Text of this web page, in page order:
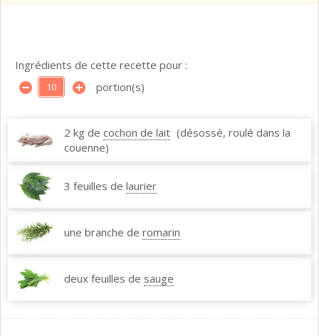
Ingrédients de cette recette pour :
portion(s)
2 kg de cochon de lait (désossé, roulé dans la
couenne)
3 feuilles de laurier
une branche de romarin
deux feuilles de sauge